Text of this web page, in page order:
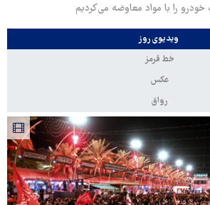
را با مواد معاوضه می‌کردیم
ویدیوی روز
خط قرمز
عکس
رواق